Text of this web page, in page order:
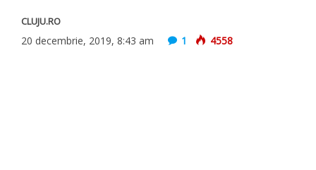
CLUJU.RO
20 decembrie, 2019, 8:43 am 1 4558